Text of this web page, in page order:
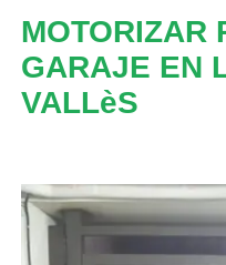
MOTORIZAR
GARAJE EN
VALLèS